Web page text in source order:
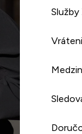
Služby